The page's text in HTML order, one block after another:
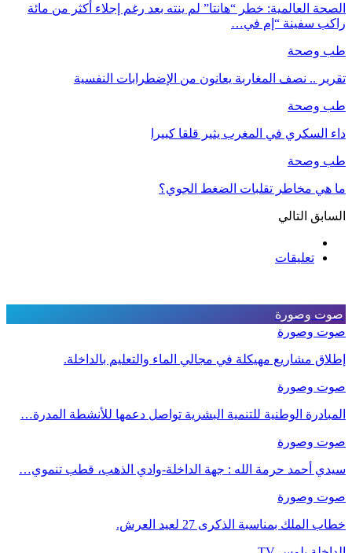
الصحة العالمية: خطر “هانتا” لم ينته بعد رغم إجلاء أكثر من مائة
راكب سفينة “إم في…
طب وصحة
تقرير .. نصف المغاربة يعانون من الإضطرابات النفسية
طب وصحة
داء السكري في المغرب يثير قلقا كبيرا
طب وصحة
ما هي مخاطر تقلبات الضغط الجوي؟
السابق التالي
تعليقات
صوت وصورة
صوت وصورة
إطلاق مشاريع مهيكلة في مجالي الماء والتعليم بالداخلة.
صوت وصورة
المبادرة الوطنية للتنمية البشرية تواصل دعمها للأنشطة المدرة…
صوت وصورة
سيدي أحمد حرمة الله : جهة الداخلة-وادي الذهب، قطب تنموي…
صوت وصورة
خطاب الملك بمناسبة الذكرى 27 لعيد العرش.